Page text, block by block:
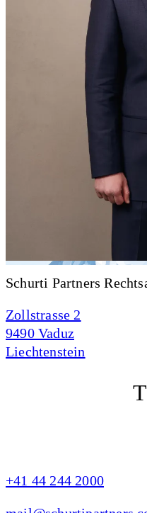
Schurti Partners
Zollstrasse 2
9490 Vaduz
Liechtenstein
+41 44 244 2000